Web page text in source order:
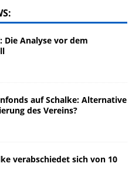
Die Analyse vor dem
auf Schalke: Alternative
des Vereins?
verabschiedet sich von 10